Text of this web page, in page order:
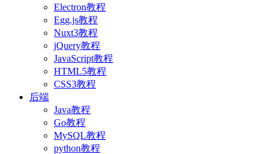
Electron教程
Egg.js教程
Nuxt3教程
jQuery教程
JavaScript教程
HTML5教程
CSS3教程
后端
Java教程
Go教程
MySQL教程
python教程